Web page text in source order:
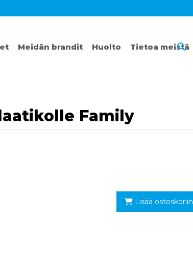
Meidän brandit Huolto Tietoa meistä
Family
Lisää ostoskoriin